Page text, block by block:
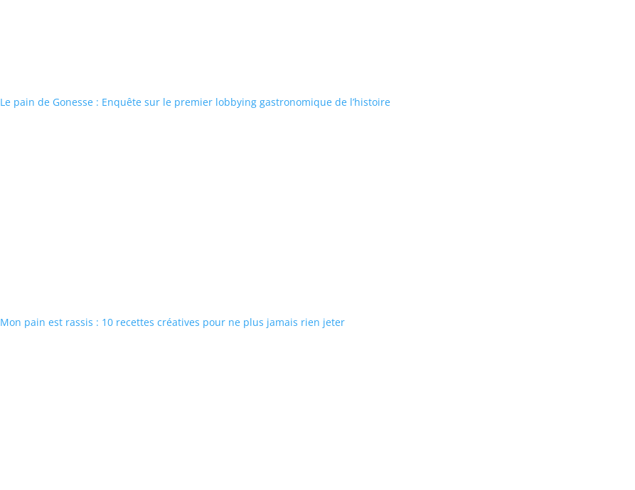
Le pain de Gonesse : Enquête sur le premier lobbying gastronomique de l’histoire
Mon pain est rassis : 10 recettes créatives pour ne plus jamais rien jeter